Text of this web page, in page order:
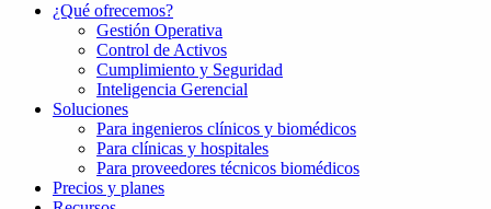
¿Qué ofrecemos?
Gestión Operativa
Control de Activos
Cumplimiento y Seguridad
Inteligencia Gerencial
Soluciones
Para ingenieros clínicos y biomédicos
Para clínicas y hospitales
Para proveedores técnicos biomédicos
Precios y planes